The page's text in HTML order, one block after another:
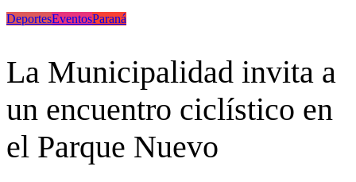
DeportesEventosParaná
La Municipalidad invita a
un encuentro ciclístico en
el Parque Nuevo